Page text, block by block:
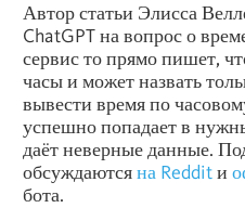
Автор статьи Элисса
ChatGPT на вопрос о
сервис то прямо пишет,
часы и может назвать
вывести время по
успешно попадает в
даёт неверные данные.
обсуждаютсяна Redditи
бота.